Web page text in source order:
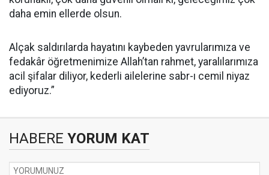
daha emin ellerde olsun.
Alçak saldırılarda hayatını kaybeden yavrularımıza ve
fedakâr öğretmenimize Allah’tan rahmet, yaralılarımıza
acil şifalar diliyor, kederli ailelerine sabr-ı cemil niyaz
ediyoruz.”
HABERE YORUM KAT